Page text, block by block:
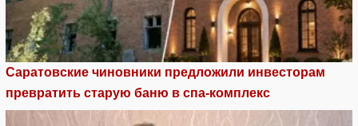
Саратовские чиновники предложили инвесторам
превратить старую баню в спа-комплекс